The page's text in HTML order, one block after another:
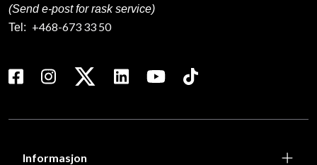
(Send e-post for rask service)
Tel: +468-673 33 50
Informasjon